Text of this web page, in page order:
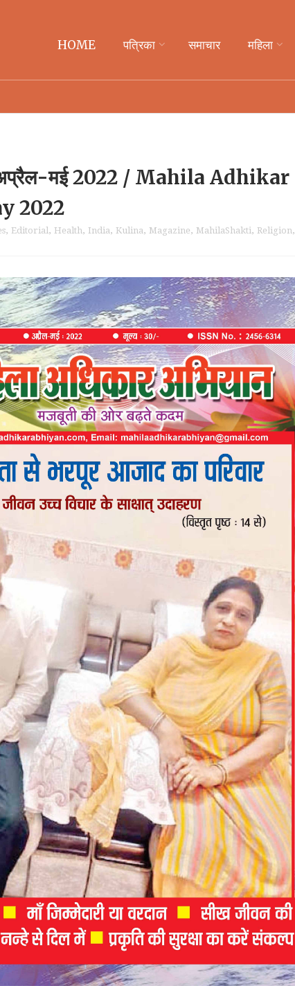
HOME पत्रिका समाचार महिला
अप्रैल-मई 2022 / Mahila Adhikar
2022
, Editorial, Health, India, Kulina, Magazine, MahilaShakti, Religion,